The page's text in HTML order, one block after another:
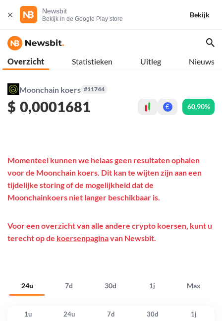
Newsbit
Bekijk in de Google Play store
Bekijk
Overzicht Statistieken Uitleg Nieuws
Moonchain koers #11744
$ 0,0001681 € 60,90%
24u 7d 30d 1j Max
Momenteel kunnen we helaas geen resultaten ophalen
voor de Moonchain koers. Dit kan te wijten zijn aan een
tijdelijke storing of de mogelijkheid dat de
Moonchainkoers niet langer beschikbaar is.
Voor een overzicht van alle andere crypto koersen, kunt u
terecht op de koersenpaginavan Newsbit.
1u 24u 7d 30d 1j